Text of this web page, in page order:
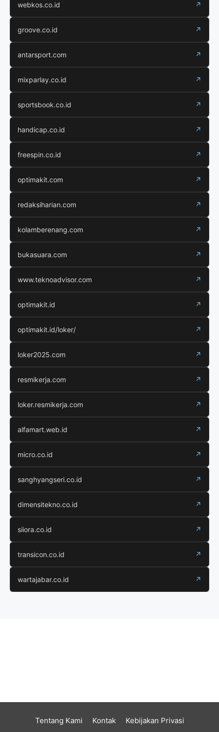
webkos.co.id ↗
groove.co.id ↗
antarsport.com ↗
mixparlay.co.id ↗
sportsbook.co.id ↗
handicap.co.id ↗
freespin.co.id ↗
optimakit.com ↗
redaksiharian.com ↗
kolamberenang.com ↗
bukasuara.com ↗
www.teknoadvisor.com ↗
optimakit.id ↗
optimakit.id/loker/ ↗
loker2025.com ↗
resmikerja.com ↗
loker.resmikerja.com ↗
alfamart.web.id ↗
micro.co.id ↗
sanghyangseri.co.id ↗
dimensitekno.co.id ↗
siiora.co.id ↗
transicon.co.id ↗
wartajabar.co.id ↗
Tentang Kami Kontak Kebijakan Privasi